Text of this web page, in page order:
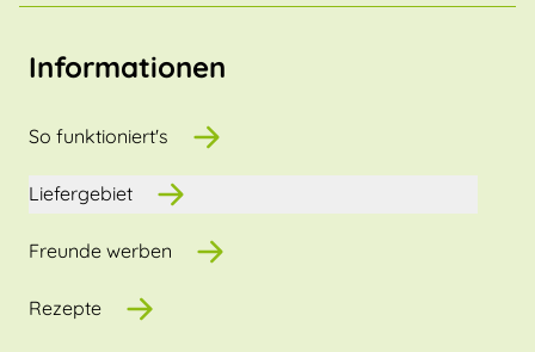
Informationen
So funktioniert's
Liefergebiet
Freunde werben
Rezepte